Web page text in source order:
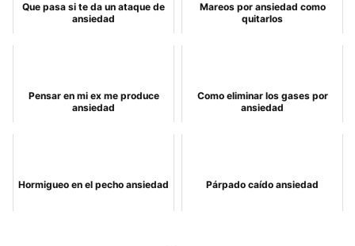
Que pasa si te da un ataque de
ansiedad
Mareos por ansiedad como
quitarlos
Pensar en mi ex me produce
ansiedad
Como eliminar los gases por
ansiedad
Hormigueo en el pecho ansiedad Párpado caído ansiedad